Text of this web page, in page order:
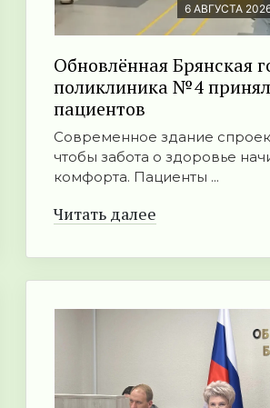
6 АВГУСТА
Обновлённая Брянская
поликлиника №4
пациентов
Современное здание
чтобы забота о здоровье
комфорта. Пациенты ...
Читать далее